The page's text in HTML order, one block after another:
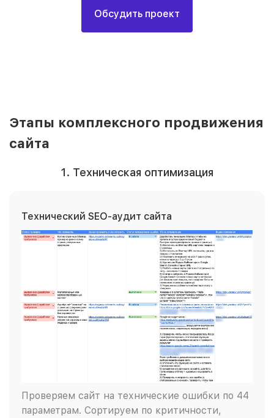
Обсудить проект
Этапы комплексного продвижения
сайта
1. Техническая оптимизация
Технический SEO-аудит сайта
Проверяем сайт на технические ошибки по 44
параметрам. Сортируем по критичности,